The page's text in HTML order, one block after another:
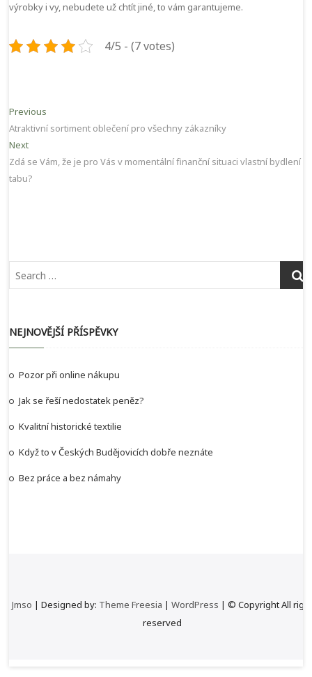
výrobky i vy, nebudete už chtít jiné, to vám garantujeme.
4/5 - (7 votes)
Navigace
pro
příspěvek
Previous
post:
Atraktivní sortiment oblečení pro všechny zákazníky
NextNext
post:
Zdá se Vám, že je pro Vás v momentální finanční situaci vlastní bydlení
tabu?
NEJNOVĚJŠÍ PŘÍSPĚVKY
Pozor při online nákupu
Jak se řeší nedostatek peněz?
Kvalitní historické textilie
Když to v Českých Budějovicích dobře neznáte
Bez práce a bez námahy
Jmso | Designed by: Theme Freesia |WordPress | © Copyright All
reserved